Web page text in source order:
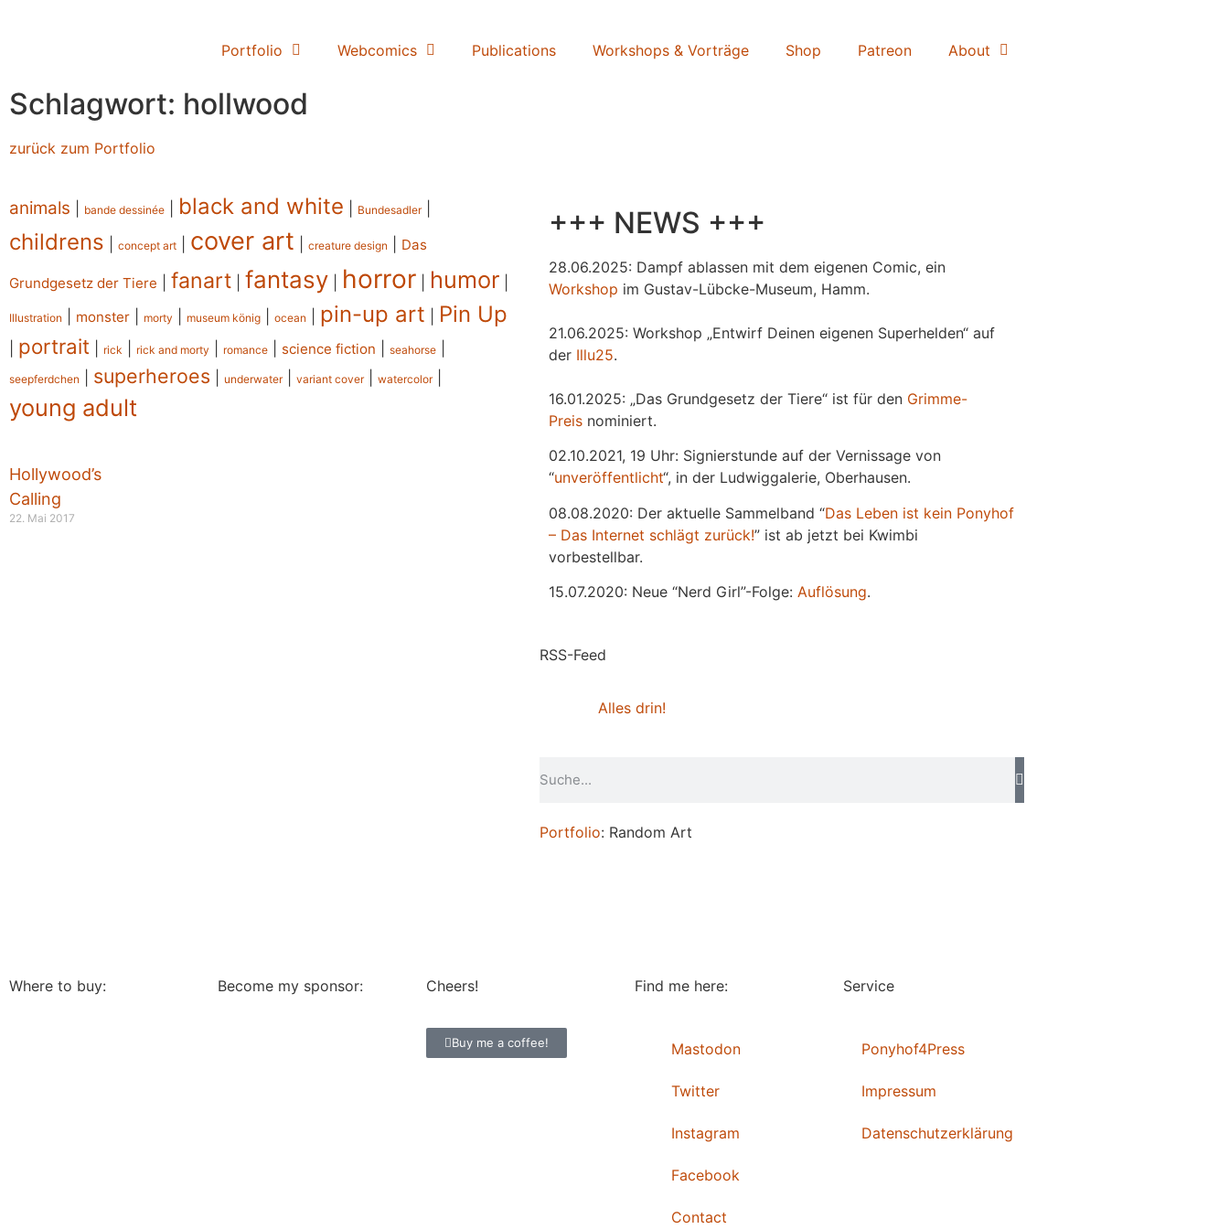
Portfolio Webcomics Publications Workshops & Vorträge Shop Patreon About
Schlagwort: hollwood
zurück zum Portfolio
animals bande dessinée black and white Bundesadler|
childrens concept art cover art creature design Das
Grundgesetz der Tiere fanart fantasy horror humor
Illustration monster morty museum könig ocean pin-up art Pin Up
portrait rick rick and morty romance science fiction seahorse
seepferdchen superheroes underwater| variant cover| watercolor|
young adult
Hollywood’s
Calling
22. Mai 2017
+++ NEWS +++
28.06.2025: Dampf ablassen mit dem eigenen Comic, ein
Workshop im Gustav-Lübcke-Museum, Hamm.
21.06.2025: Workshop „Entwirf Deinen eigenen Superhelden“ auf
der Illu25.
16.01.2025: „Das Grundgesetz der Tiere“ ist für den Grimme-
Preis nominiert.
02.10.2021, 19 Uhr: Signierstunde auf der Vernissage von
“unveröffentlicht“, in der Ludwiggalerie, Oberhausen.
08.08.2020: Der aktuelle Sammelband “Das Leben ist kein Ponyhof
– Das Internet schlägt zurück!” ist ab jetzt bei Kwimbi
vorbestellbar.
15.07.2020: Neue “Nerd Girl”-Folge: Auflösung.
RSS-Feed
Alles drin!
Portfolio: Random Art
Where to buy: Become my sponsor: Cheers!
Buy me a coffee!
Find me here:
Mastodon
Twitter
Instagram
Facebook
Contact
Service
Ponyhof4Press
Impressum
Datenschutzerklärung